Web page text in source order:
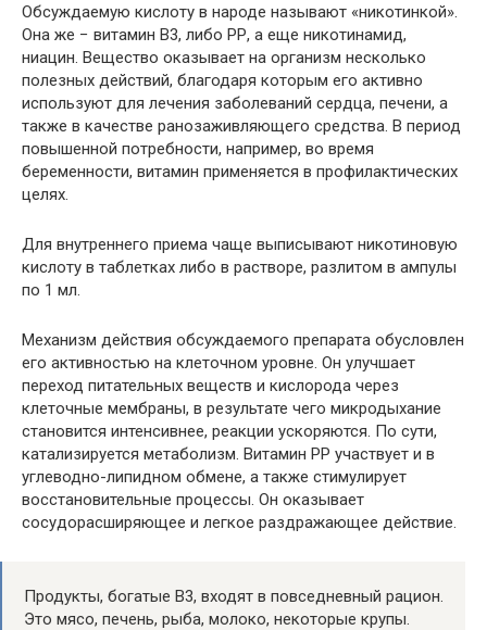
Обсуждаемую кислоту в народе называют «никотинкой».
Она же − витамин В3, либо РР, а еще никотинамид,
ниацин. Вещество оказывает на организм несколько
полезных действий, благодаря которым его активно
используют для лечения заболеваний сердца, печени, а
также в качестве ранозаживляющего средства. В период
повышенной потребности, например, во время
беременности, витамин применяется в профилактических
целях.
Для внутреннего приема чаще выписывают никотиновую
кислоту в таблетках либо в растворе, разлитом в ампулы
по 1 мл.
Механизм действия обсуждаемого препарата обусловлен
его активностью на клеточном уровне. Он улучшает
переход питательных веществ и кислорода через
клеточные мембраны, в результате чего микродыхание
становится интенсивнее, реакции ускоряются. По сути,
катализируется метаболизм. Витамин РР участвует и в
углеводно-липидном обмене, а также стимулирует
восстановительные процессы. Он оказывает
сосудорасширяющее и легкое раздражающее действие.
Продукты, богатые В3, входят в повседневный рацион.
Это мясо, печень, рыба, молоко, некоторые крупы.